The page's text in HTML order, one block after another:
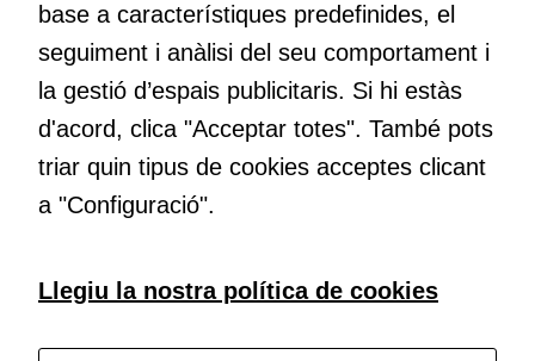
Educació
transformació. Volem contribuir a millorar-la impulsant
metodologies docents actives i ambients d’aprenentatge
dinàmics.
Subscriu-te al butlletí
Configura les cookies
base a característiques predefinides, el
seguiment i anàlisi del seu comportament i
la gestió d’espais publicitaris. Si hi estàs
d'acord, clica "Acceptar totes". També pots
triar quin tipus de cookies acceptes clicant
a "Configuració".
Llegiu la nostra política de cookies